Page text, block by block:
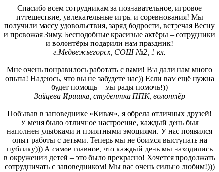
Спасибо всем сотрудникам за познавательное, игровое
путешествие, увлекательные игры и соревнования! Мы
получили массу удовольствия, заряд бодрости, встречая Весну
и провожая Зиму. Бесподобные красивые актёры – сотрудники
и волонтёры подарили нам праздник!
г.Медвежьегорск, СОШ №2, 1 кл.
Мне очень понравилось работать с вами! Вы дали нам много
опыта! Надеюсь, что вы не забудете нас)) Если вам ещё нужна
будет помощь – мы рады помочь!))
Зайцева Иришка, студентка ППК, волонтёр
Побывав в заповеднике «Кивач», я обрела отличных друзей!
У меня было отличное настроение, каждый день был
наполнен улыбками и приятными эмоциями. У нас появился
опыт работы с детьми. Теперь мы не боимся выступать на
публику))) А самое главное, что каждый день мы находились
в окружении детей – это было прекрасно! Хочется продолжать
сотрудничать с заповедником! Мы вас очень сильно любим!)))